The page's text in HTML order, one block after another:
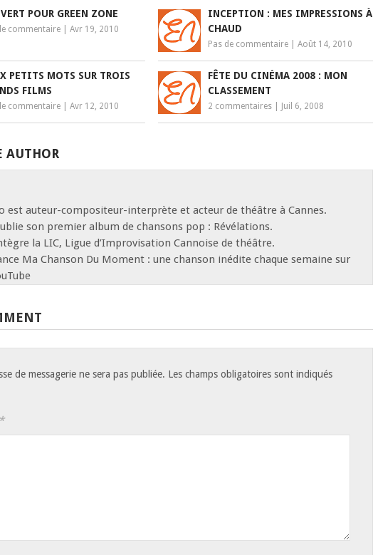
POUR GREEN ZONE
commentaire Avr 19, 2010
INCEPTION : MES IMPRESSIONS À
CHAUD
Pas de commentaire |Août 14, 2010
PETITS MOTS SUR TROIS
FILMS
commentaire Avr 12, 2010
FÊTE DU CINÉMA 2008 : MON
CLASSEMENT
2 commentaires Juil 6, 2008
AUTHOR
est auteur-compositeur-interprète et acteur de théâtre à Cannes.
son premier album de chansons pop : Révélations.
la LIC, Ligue d’Improvisation Cannoise de théâtre.
Ma Chanson Du Moment : une chanson inédite chaque semaine sur
de messagerie ne sera pas publiée. Les champs obligatoires sont indiqués
*